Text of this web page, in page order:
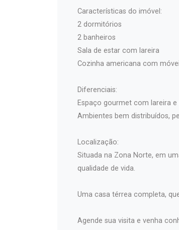
Características do imóvel:
2 dormitórios
2 banheiros
Sala de estar com lareira
Cozinha americana com
Diferenciais:
Espaço gourmet com lareira e
Ambientes bem distribuídos,
Localização:
Situada na Zona Norte, em
qualidade de vida.
Uma casa térrea completa,
Agende sua visita e venha